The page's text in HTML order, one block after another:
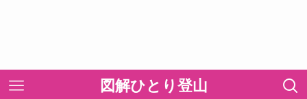
図解ひとり登山